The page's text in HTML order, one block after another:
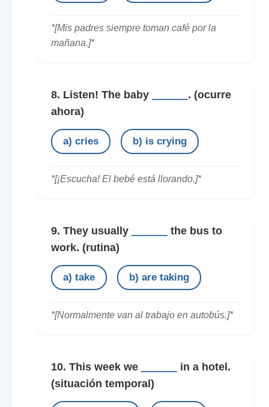
*[Mis padres siempre toman café por la
mañana.]*
8. Listen! The baby . (ocurre
ahora)
a) cries b) is crying
*[¡Escucha! El bebé está llorando.]*
9. They usually
the bus to
work. (rutina)
a) take b) are taking
*[Normalmente van al trabajo en autobús.]*
10. This week we
in a hotel.
(situación temporal)